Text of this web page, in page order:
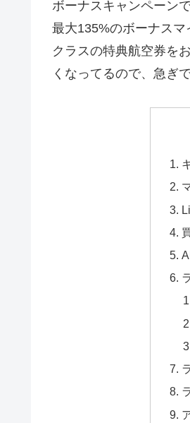
ボーナスキャンペーンで
最大135%のボーナス
クラスの特典航空券を
くなってるので、急ぎ